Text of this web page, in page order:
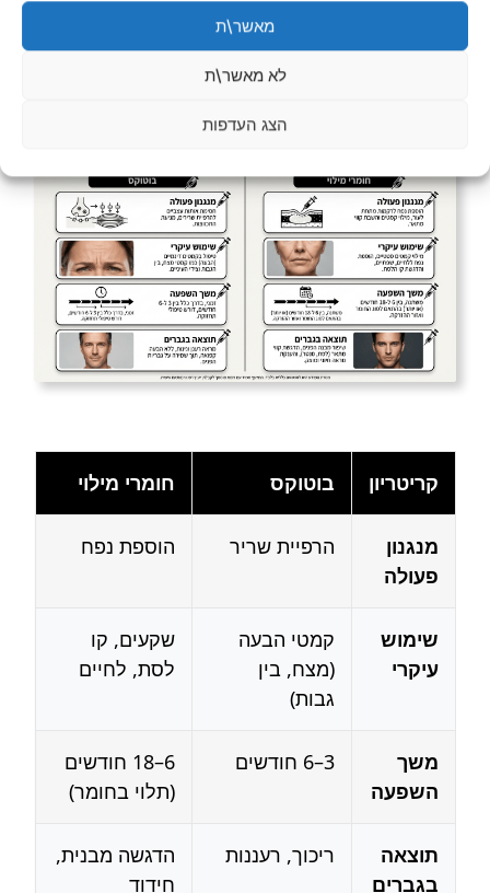
מאשר\ת
לא מאשר\ת
הצג העדפות
בוטוקס וחומרי מילוי הם שני כלים שונים
לחלוטין, ולכל אחד מטרה אחרת:
קריטריון בוטוקס חומרי מילוי
מנגנון
פעולה
הרפיית שריר הוספת נפח
שימוש
עיקרי
קמטי הבעה
(מצח, בין
גבות)
שקעים, קו
לסת, לחיים
משך
השפעה
3–6 חודשים
6–18 חודשים
(תלוי בחומר)
תוצאה
בגברים
ריכוך, רעננות
הדגשה מבנית,
חידוד